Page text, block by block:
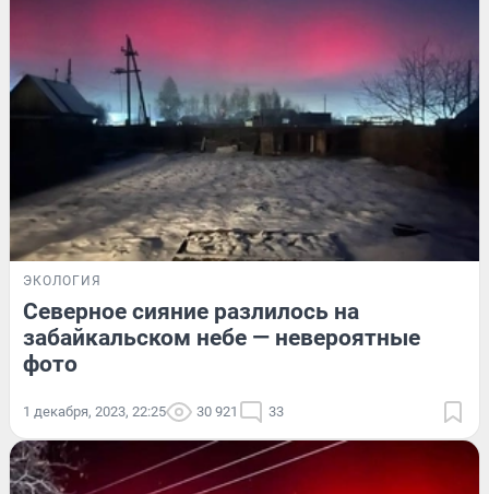
ЭКОЛОГИЯ
Северное сияние разлилось на
забайкальском небе — невероятные
фото
1 декабря, 2023, 22:25 30 921 33